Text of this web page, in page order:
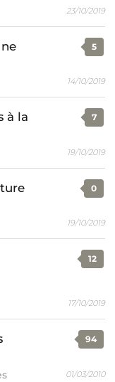
23/10/2019
5
14/10/2019
à la
7
19/10/2019
0
19/10/2019
12
17/10/2019
94
01/03/2010